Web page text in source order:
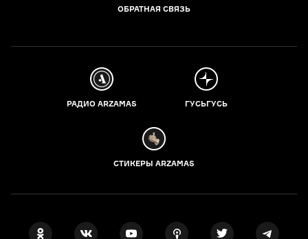
ОБРАТНАЯ СВЯЗЬ
РАДИО ARZAMAS ГУСЬГУСЬ
СТИКЕРЫ ARZAMAS